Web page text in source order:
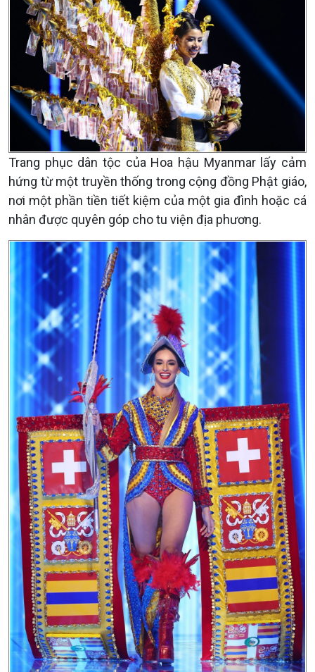
Trang phục dân tộc của Hoa hậu Myanmar lấy cảm
hứng từ một truyền thống trong cộng đồng Phật giáo,
nơi một phần tiền tiết kiệm của một gia đình hoặc cá
nhân được quyên góp cho tu viện địa phương.